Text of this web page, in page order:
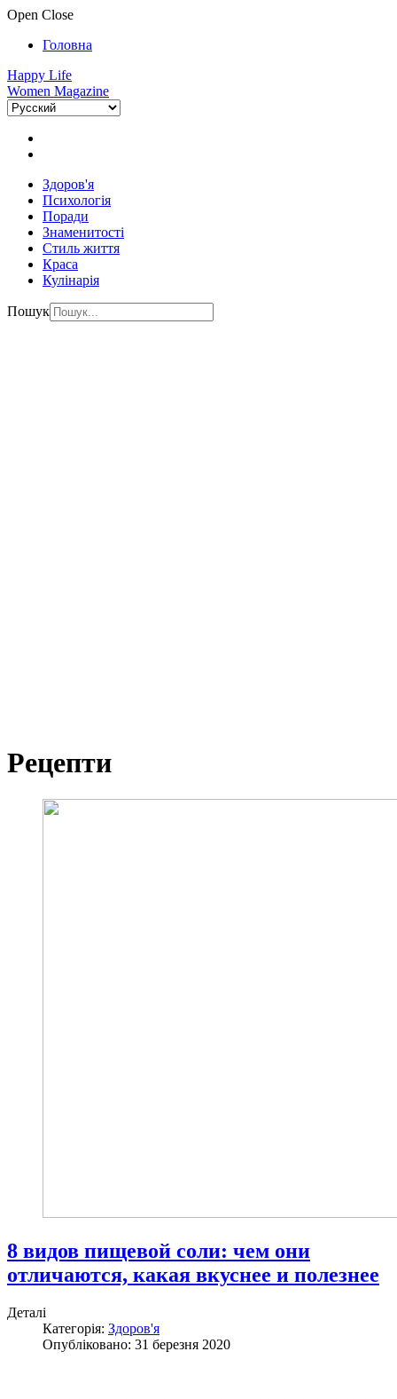
Open Close
Головна
Happy Life
Women Magazine
Здоров'я
Психологія
Поради
Знаменитості
Стиль життя
Краса
Кулінарія
Пошук
Рецепти
8 видов пищевой соли: чем они
отличаются, какая вкуснее и полезнее
Деталі
Категорія: Здоров'я
Опубліковано: 31 березня 2020